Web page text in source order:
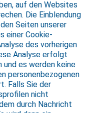
auf den Websites
Die Einblendung
Seiten unserer
einer Cookie-
des vorherigen
Analyse erfolgt
und es werden keine
personenbezogenen
Falls Sie der
nicht
durch Nachricht